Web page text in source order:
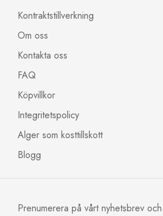
Kontraktstillverkning
Om oss
Kontakta oss
FAQ
Köpvillkor
Integritetspolicy
Alger som kosttillskott
Blogg
Prenumerera på vårt nyhetsbrev